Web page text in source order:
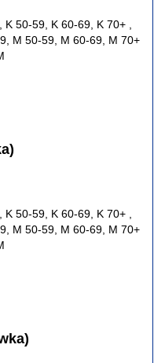
50-59, K 60-69, K 70+ ,
M 50-59, M 60-69, M 70+
50-59, K 60-69, K 70+ ,
M 50-59, M 60-69, M 70+